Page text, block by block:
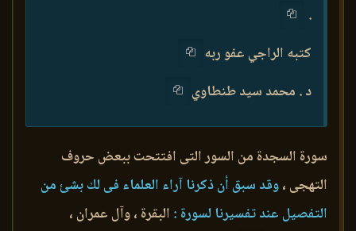
.
كتبه الراجي عفو ربه
د . محمد سيد طنطاوي
سورة السجدة من السور التى افتتحت ببعض حروف
التهجى ،وقد سبق أن ذكرنا آراء العلماء فى لك بشئ من
التفصيل عند تفسيرنا لسورة : البقرة ، وآل عمران ،